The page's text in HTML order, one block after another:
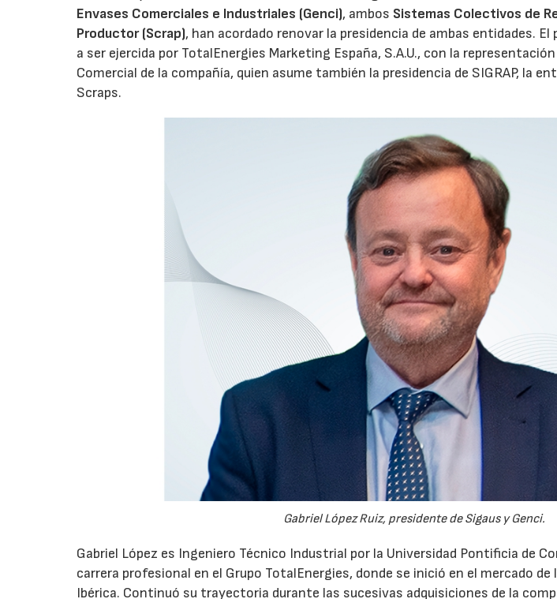
Envases Comerciales e Industriales (Genci), ambos Sistemas Colectivos de
Productor (Scrap), han acordado renovar la presidencia de ambas entidades.
a ser ejercida por TotalEnergies Marketing España, S.A.U., con la
Comercial de la compañía, quien asume también la presidencia de SIGRAP, la
Scraps.
Gabriel López Ruiz, presidente de Sigaus y Genci.
Gabriel López es Ingeniero Técnico Industrial por la Universidad Pontificia de
carrera profesional en el Grupo TotalEnergies, donde se inició en el mercado
Ibérica. Continuó su trayectoria durante las sucesivas adquisiciones de la